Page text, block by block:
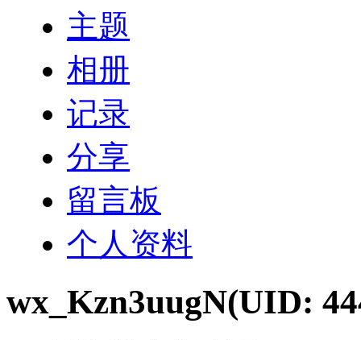
主题
相册
记录
分享
留言板
个人资料
wx_Kzn3uugN(UID: